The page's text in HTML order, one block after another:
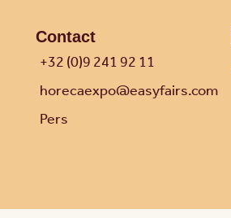
Contact
+32 (0)9 241 92 11
horecaexpo@easyfairs.com
Pers